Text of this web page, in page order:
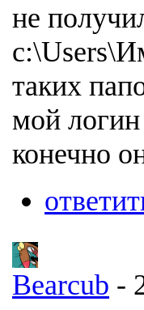
не
таких
мой
конечно
Bearcub -